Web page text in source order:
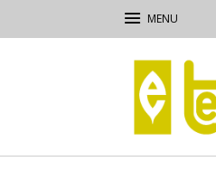
Terra
e
Vita